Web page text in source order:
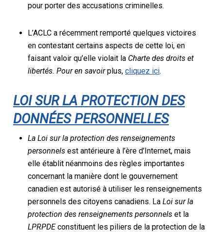
pour porter des accusations criminelles.
L’ACLC a récemment remporté quelques victoires
en contestant certains aspects de cette loi, en
faisant valoir qu’elle violait la Charte des droits et
libertés. Pour en savoirplus, cliquez ici.
LOI SUR LA PROTECTION DES
DONNÉES PERSONNELLES
La Loi sur la protection des renseignements
personnelsest antérieure à l’ère d’Internet, mais
elle établit néanmoins des règles importantes
concernant la manière dont le gouvernement
canadien est autorisé à utiliser les renseignements
personnels des citoyens canadiens. La Loi sur la
protection des renseignements personnelset la
LPRPDEconstituent les piliers de la protection de la